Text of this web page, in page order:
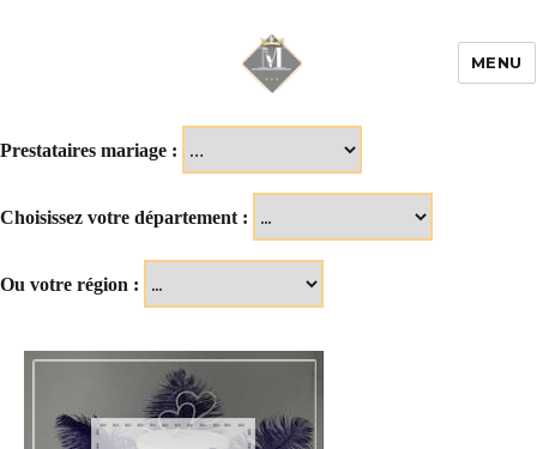
MENU
Prestataires mariage :
Choisissez votre département :
Ou votre région :